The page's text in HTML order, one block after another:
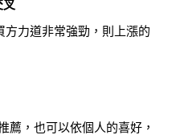
叉
力道非常強勁，則上漲的
薦，也可以依個人的喜好，